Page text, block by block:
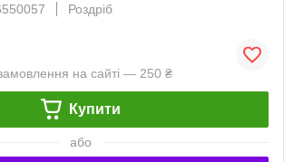
Роздріб
на сайті — 250 ₴
Купити
або